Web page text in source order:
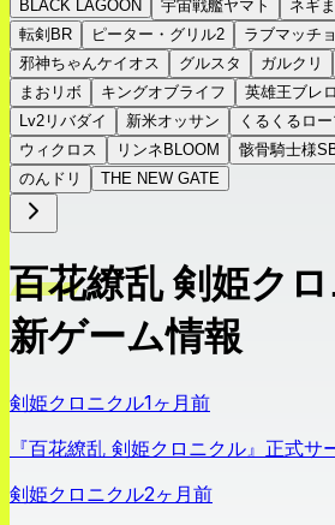
BLACK LAGOON
宇宙戦艦ヤマト ネギ
転剣BR
ピーター・グリル2 ラブマッチョ
邪神ちゃんケイオス
グルスタ ガルクリ
まおリボ
キングオブライフ 英雄王ブレ
Lv2リバダイ
新米オッサン くるくるロ
ウィクロス
リンネBLOOM 骸骨騎士様
のんドリ
THE NEW GATE
百花繚乱 剣姫ク
新ゲーム情報
剣姫クロニクル1ヶ月前
『百花繚乱 剣姫クロニクル』正式サ
剣姫クロニクル2ヶ月前